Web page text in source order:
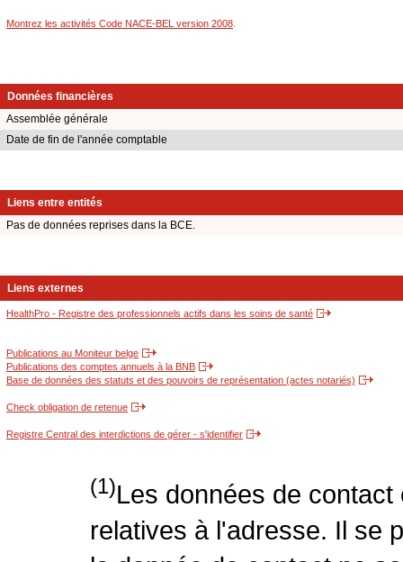
Montrez les activités Code NACE-BEL version 2008
Données financières
Assemblée générale
Date de fin de l'année comptable
Liens entre entités
Pas de données reprises dans la BCE.
Liens externes
HealthPro - Registre des professionnels actifs dans les soins de santé
Publications au Moniteur belge
Publications des comptes annuels à la BNB
Base de données des statuts et des pouvoirs de représentation (actes notariés)
Check obligation de retenue
Registre Central des interdictions de gérer - s'identifier
(1)Les données de
relatives à l'adresse. Il se